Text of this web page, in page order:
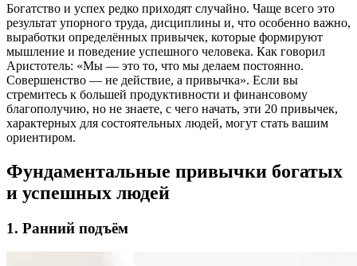
Богатство и успех редко приходят случайно. Чаще всего это
результат упорного труда, дисциплины и, что особенно важно,
выработки определённых привычек, которые формируют
мышление и поведение успешного человека. Как говорил
Аристотель: «Мы — это то, что мы делаем постоянно.
Совершенство — не действие, а привычка». Если вы
стремитесь к большей продуктивности и финансовому
благополучию, но не знаете, с чего начать, эти 20 привычек,
характерных для состоятельных людей, могут стать вашим
ориентиром.
Фундаментальные привычки богатых
и успешных людей
1. Ранний подъём